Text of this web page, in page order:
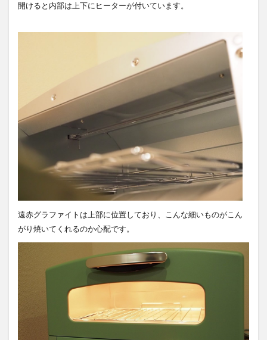
開けると内部は上下にヒーターが付いています。
遠赤グラファイトは上部に位置しており、こんな細いものがこん
がり焼いてくれるのか心配です。